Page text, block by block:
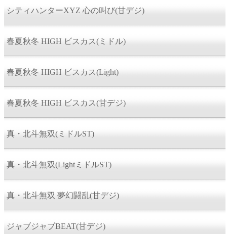
シティハンターXYZ 心の叫び(甘デジ)
春夏秋冬 HIGH ビスカス(ミドル)
春夏秋冬 HIGH ビスカス(Light)
春夏秋冬 HIGH ビスカス(甘デジ)
真・北斗無双(ミドルST)
真・北斗無双(LightミドルST)
真・北斗無双 夢幻闘乱(甘デジ)
ジャブジャブBEAT(甘デジ)